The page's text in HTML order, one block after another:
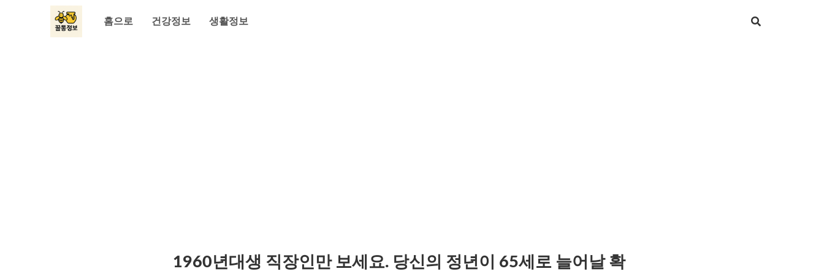
홈으로 건강정보 생활정보
1960년대생 직장인만 보세요. 당신의 정년이 65세로 늘어날 확